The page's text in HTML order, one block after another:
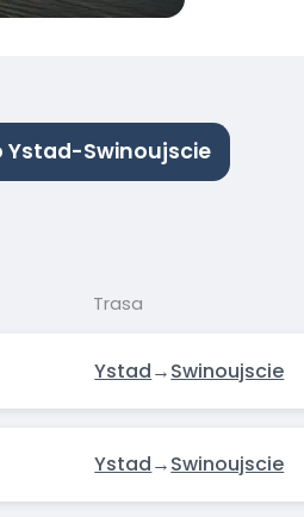
Swinoujscie
Trasa
Ystad→Swinoujscie
Ystad→Swinoujscie